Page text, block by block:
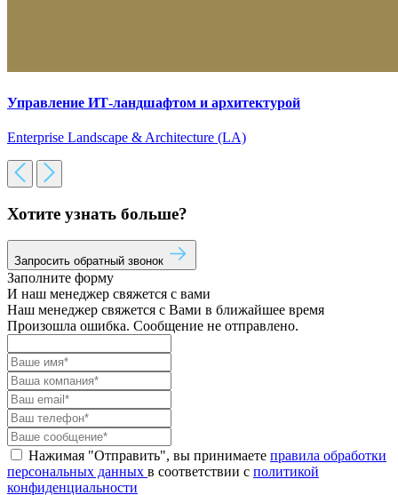
Управление ИТ-ландшафтом и архитектурой
Enterprise Landscape & Architecture (LA)
Хотите узнать больше?
Запросить обратный звонок
Заполните форму
И наш менеджер свяжется с вами
Наш менеджер свяжется с Вами в ближайшее время
Произошла ошибка. Сообщение не отправлено.
Нажимая "Отправить", вы принимаете правила обработки
персональных данных в соответствии с политикой
конфиденциальности